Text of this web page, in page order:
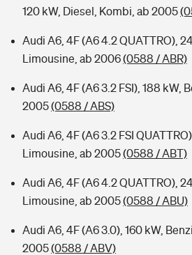
120 kW, Diesel, Kombi, ab 2005
Audi A6, 4F (A6 4.2 QUATTRO),
Limousine, ab 2006(0588 / ABR)
Audi A6, 4F (A6 3.2 FSI), 188 kW,
2005(0588 / ABS)
Audi A6, 4F (A6 3.2 FSI
Limousine, ab 2005(0588 / ABT)
Audi A6, 4F (A6 4.2 QUATTRO),
Limousine, ab 2005(0588 / ABU)
Audi A6, 4F (A6 3.0), 160 kW,
2005(0588 / ABV)